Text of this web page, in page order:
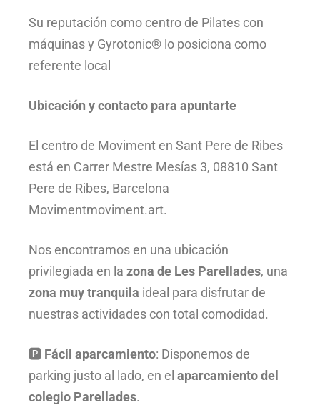
Su reputación como centro de Pilates con
máquinas y Gyrotonic® lo posiciona como
referente local
Ubicación y contacto para apuntarte
El centro de Moviment en Sant Pere de Ribes
está en Carrer Mestre Mesías 3, 08810 Sant
Pere de Ribes, Barcelona
Movimentmoviment.art.
Nos encontramos en una ubicación
privilegiada en la zona de Les Parellades, una
zona muy tranquila ideal para disfrutar de
nuestras actividades con total comodidad.
🅿️ Fácil aparcamiento: Disponemos de
parking justo al lado, en el aparcamiento del
colegio Parellades.